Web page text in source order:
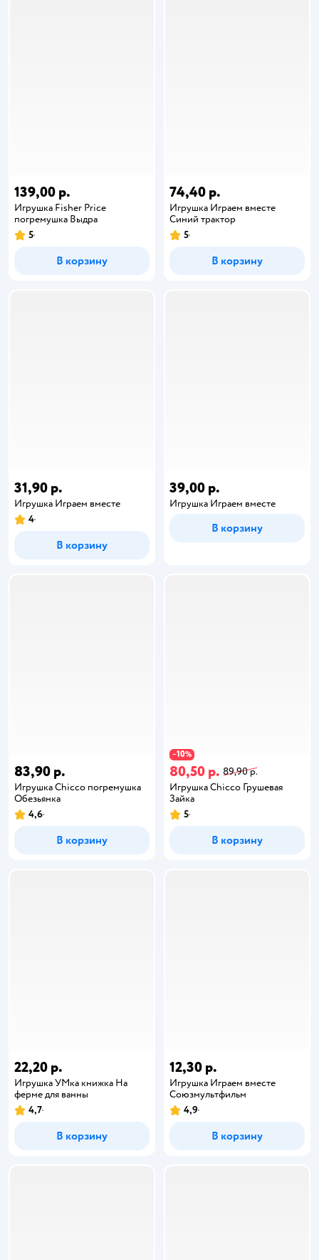
139,00 р.
Игрушка Fisher Price
погремушка Выдра
5
В корзину
74,40 р.
Игрушка Играем вместе
Синий трактор
5
В корзину
31,90 р.
Игрушка Играем вместе
4
В корзину
39,00 р.
Игрушка Играем вместе
В корзину
83,90 р.
Игрушка Chicco погремушка
Обезьянка
4,6
В корзину
−10%
80,50 р. 89,90 р.
Игрушка Chicco Грушевая
Зайка
5
В корзину
22,20 р.
Игрушка УМка книжка На
ферме для ванны
4,7
В корзину
12,30 р.
Игрушка Играем вместе
Союзмультфильм
4,9
В корзину